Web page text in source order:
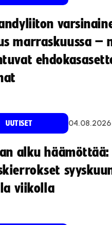
marraskuussa –
UUTISET 04.08.2026
alku häämöttää:
viikolla